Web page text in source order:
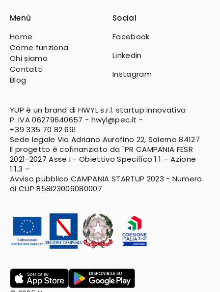
Menù
Home
Come funziona
Chi siamo
Contatti
Blog
Social
Facebook
Linkedin
Instagram
YUP è un brand di HWYL s.r.l. startup innovativa
P. IVA 06279640657 - hwyl@pec.it -
+39 335 70 82 691
Sede legale Via Adriano Aurofino 22, Salerno 84127
Il progetto è cofinanziato da "PR CAMPANIA FESR
2021-2027 Asse I - Obiettivo Specifico 1.1 – Azione
1.1.3 –
Avviso pubblico CAMPANIA STARTUP 2023 - Numero
di CUP B58I23006080007